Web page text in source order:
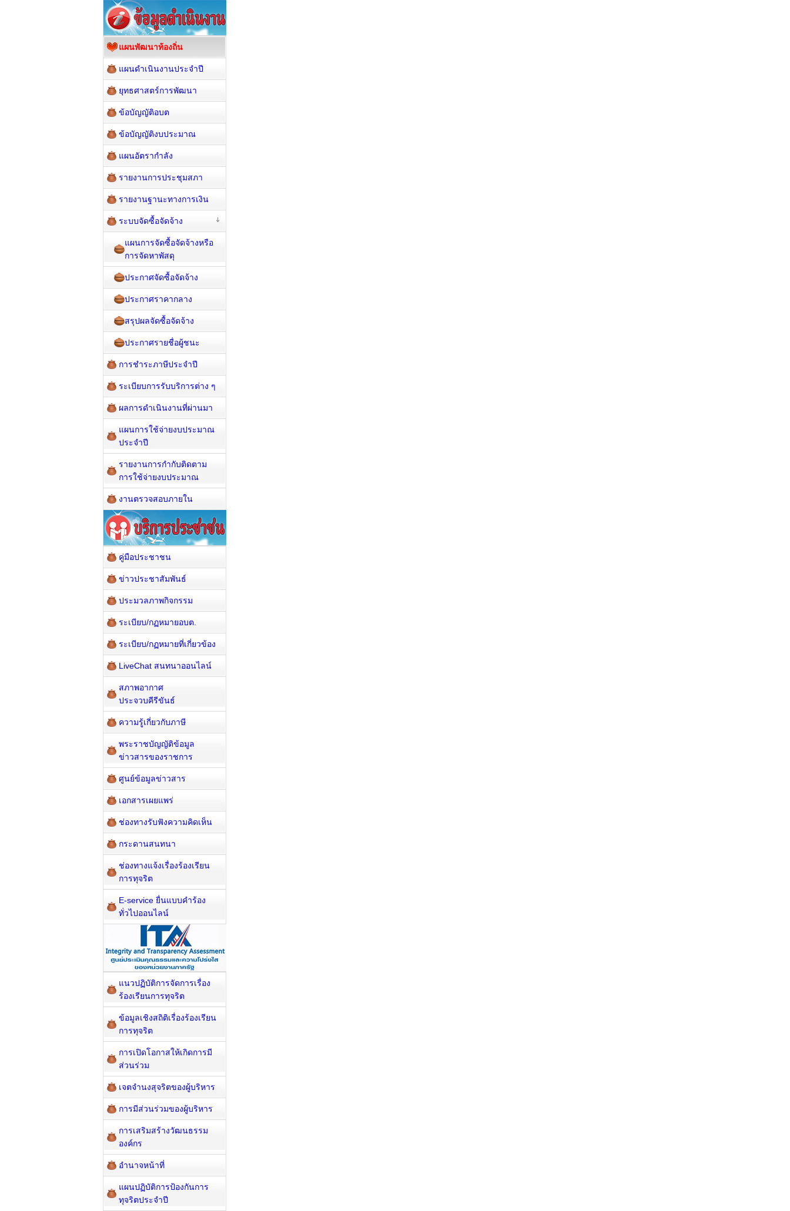
แผนพัฒนาท้องถิ่น
แผนดำเนินงานประจำปี
ยุทธศาสตร์การพัฒนา
ข้อบัญญัติอบต
ข้อบัญญัติงบประมาณ
แผนอัตรากำลัง
รายงานการประชุมสภา
รายงานฐานะทางการเงิน
ระบบจัดซื้อจัดจ้าง
แผนการจัดซื้อจัดจ้างหรือ
การจัดหาพัสดุ
ประกาศจัดซื้อจัดจ้าง
ประกาศราคากลาง
สรุปผลจัดซื้อจัดจ้าง
ประกาศรายชื่อผู้ชนะ
การชำระภาษีประจำปี
ระเบียบการรับบริการต่าง ๆ
ผลการดำเนินงานที่ผ่านมา
แผนการใช้จ่ายงบประมาณ
ประจำปี
รายงานการกำกับติดตาม
การใช้จ่ายงบประมาณ
งานตรวจสอบภายใน
คู่มือประชาชน
ข่าวประชาสัมพันธ์
ประมวลภาพกิจกรรม
ระเบียบ/กฏหมายอบต.
ระเบียบ/กฏหมายที่เกี่ยวข้อง
LiveChat สนทนาออนไลน์
สภาพอากาศ
ประจวบคีรีขันธ์
ความรู้เกี่ยวกับภาษี
พระราชบัญญัติข้อมูล
ข่าวสารของราชการ
ศูนย์ข้อมูลข่าวสาร
เอกสารเผยแพร่
ช่องทางรับฟังความคิดเห็น
กระดานสนทนา
ช่องทางแจ้งเรื่องร้องเรียน
การทุจริต
E-service ยื่นแบบคำร้อง
ทั่วไปออนไลน์
แนวปฏิบัติการจัดการเรื่อง
ร้องเรียนการทุจริต
ข้อมูลเชิงสถิติเรื่องร้องเรียน
การทุจริต
การเปิดโอกาสให้เกิดการมี
ส่วนร่วม
เจตจำนงสุจริตของผู้บริหาร
การมีส่วนร่วมของผู้บริหาร
การเสริมสร้างวัฒนธรรม
องค์กร
อำนาจหน้าที่
แผนปฏิบัติการป้องกันการ
ทุจริตประจำปี